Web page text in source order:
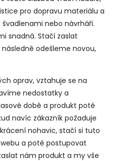
pro dopravu materiálu a
nebo návrháři.
snadná. Stačí zaslat
odešleme novou,
oprav, vztahuje se na
nedostatky a
době a produkt poté
navíc zákazník požaduje
nohavic, stačí si tuto
a poté postupovat
nám produkt a my vše